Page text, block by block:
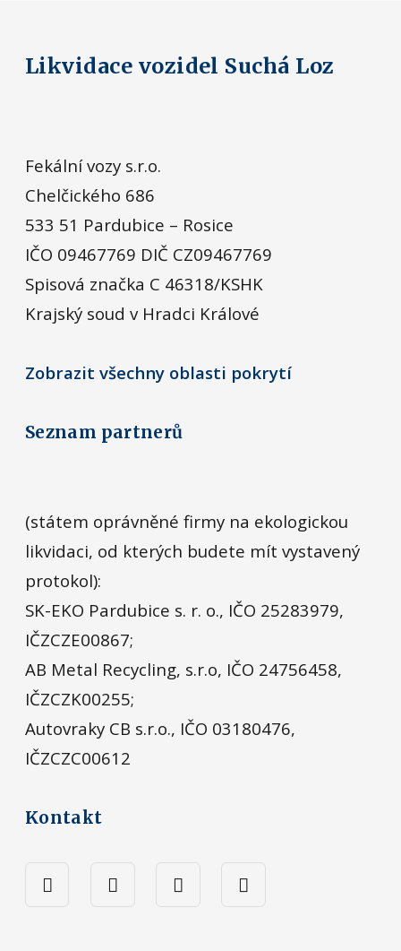
Likvidace vozidel Suchá Loz
Fekální vozy s.r.o.
Chelčického 686
533 51 Pardubice – Rosice
IČO 09467769 DIČ CZ09467769
Spisová značka C 46318/KSHK
Krajský soud v Hradci Králové
Zobrazit všechny oblasti pokrytí
Seznam partnerů
(státem oprávněné firmy na ekologickou
likvidaci, od kterých budete mít vystavený
protokol):
SK-EKO Pardubice s. r. o., IČO 25283979,
IČZCZE00867;
AB Metal Recycling, s.r.o, IČO 24756458,
IČZCZK00255;
Autovraky CB s.r.o., IČO 03180476,
IČZCZC00612
Kontakt